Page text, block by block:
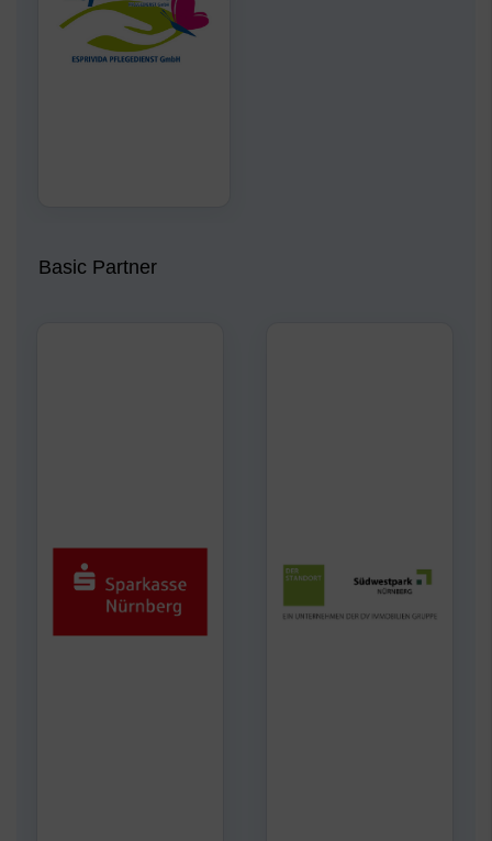
Basic Partner